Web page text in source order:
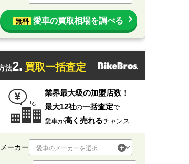
無料 愛車の買取相場を調べる
法2. 買取一括査定
業界最大級の加盟店数！
最大12社の一括査定で
愛車が高く売れるチャンス
メーカー